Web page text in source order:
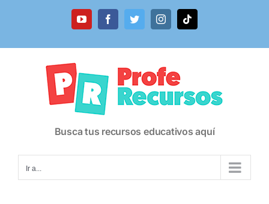
YouTubeFacebookTwitterInstagramTiktok
Busca tus recursos educativos aquí
Ir a...